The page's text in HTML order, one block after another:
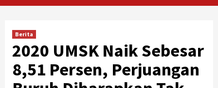
Berita
2020 UMSK Naik Sebesar
8,51 Persen, Perjuangan